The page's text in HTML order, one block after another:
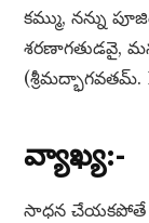
కమ్ము, నన్ను
శరణాగతుడవై,
(శ్రీమద్భాగవతమ్​.
వ్యాఖ్య:-
సాధన చేయకపోతే